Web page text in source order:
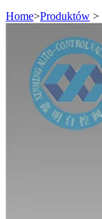
Home>Produktów >